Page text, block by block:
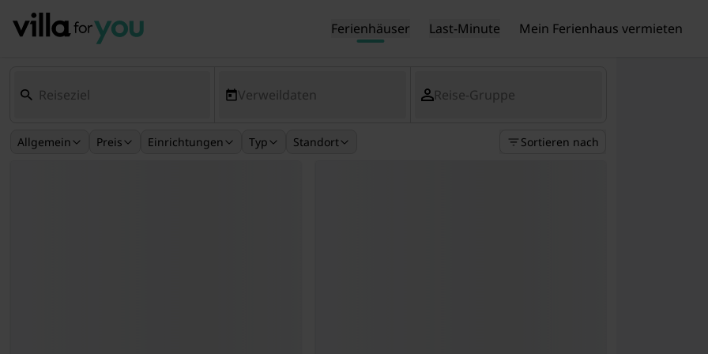
Ferienhäuser Last-Minute Mein Ferienhaus vermieten
Verweildaten Reise-Gruppe
Allgemein Preis Einrichtungen Typ Standort Sortieren nach